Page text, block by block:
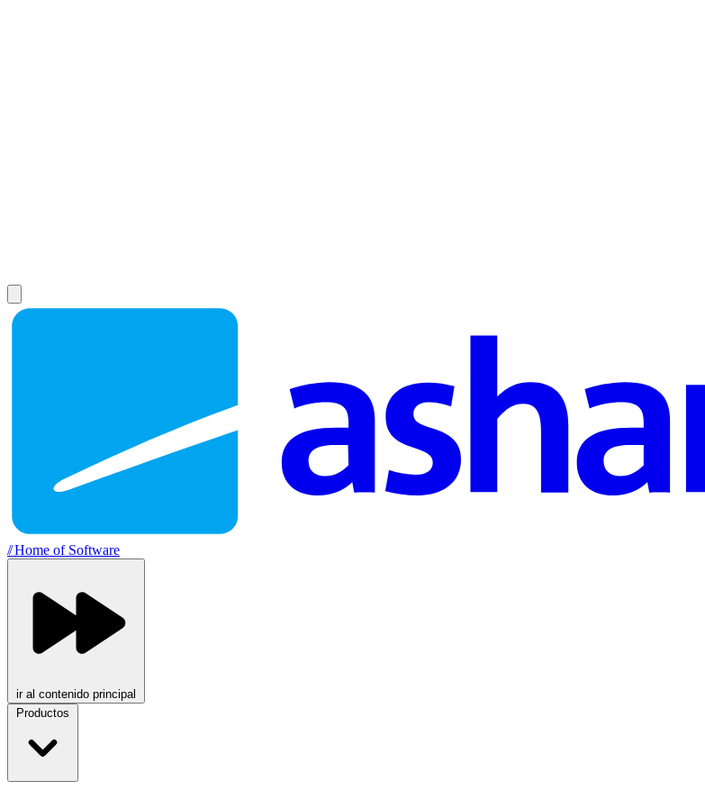
//Home of Software
ir al contenido principal
Productos